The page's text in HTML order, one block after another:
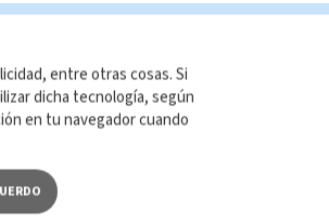
su reproducción no
entre otras cosas. Si
dicha tecnología, según
en tu navegador cuando